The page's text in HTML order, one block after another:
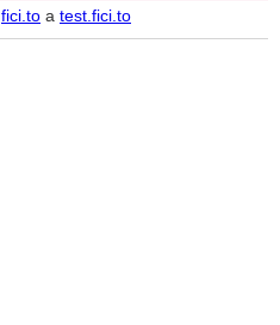
fici.to a test.fici.to